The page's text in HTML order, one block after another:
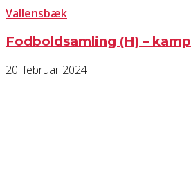
Vallensbæk
Fodboldsamling (H) – kamp
20. februar 2024